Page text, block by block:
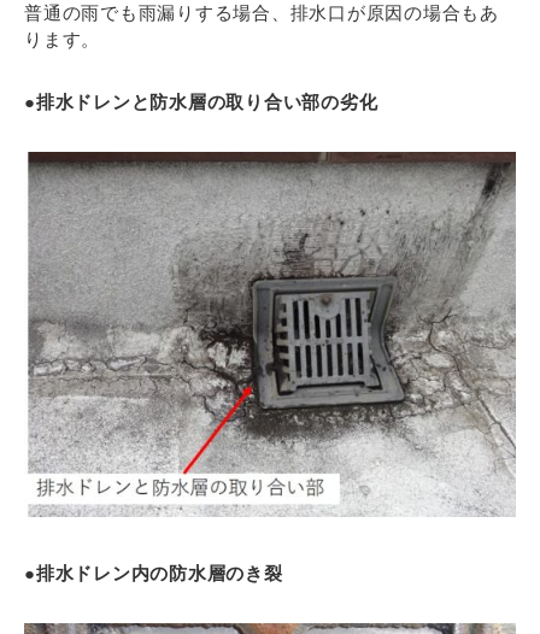
普通の雨でも雨漏りする場合、排水口が原因の場合もあ
ります。
●排水ドレンと防水層の取り合い部の劣化
●排水ドレン内の防水層のき裂